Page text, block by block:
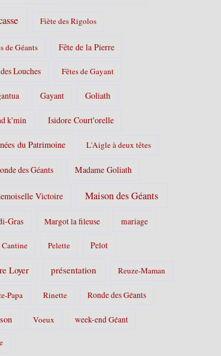
Fiète des Rigolos
de Géants Fête de la Pierre
Louches Fêtes de Gayant
Gayant Goliath
k'min Isidore Court'orelle
du Patrimoine L'Aigle à deux têtes
des Géants Madame Goliath
Victoire Maison des Géants
Gras Margot la fileuse mariage
Pelette Pelot
Loyer présentation Reuze-Maman
Papa Rinette Ronde des Géants
Voeux week-end Géant